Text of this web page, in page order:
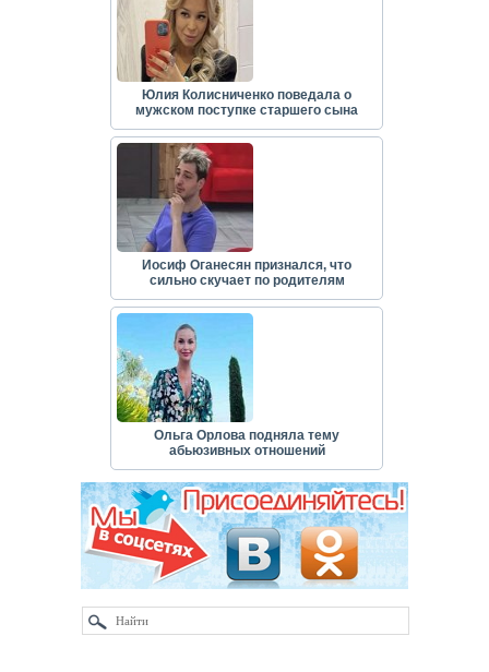
Юлия Колисниченко поведала о
мужском поступке старшего сына
Иосиф Оганесян признался, что
сильно скучает по родителям
Ольга Орлова подняла тему
абьюзивных отношений